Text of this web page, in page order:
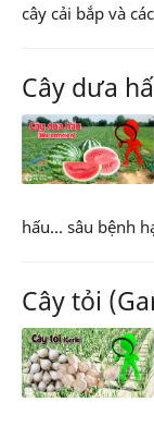
cây cải bắp và
Cây dưa
hấu... sâu bệnh
Cây tỏi